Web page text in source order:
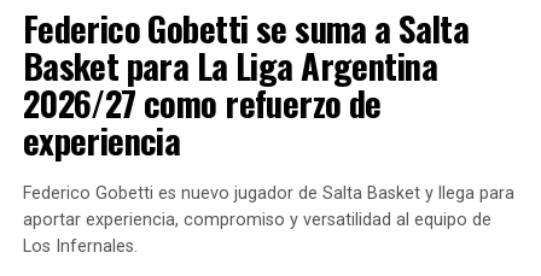
“Definitivamente es uno de los mejores torneos del
Federico Gobetti se suma a Salta
Basket para La Liga Argentina
2026/27 como refuerzo de
experiencia
Federico Gobetti es nuevo jugador de Salta Basket y llega para
aportar experiencia, compromiso y versatilidad al equipo de
Los Infernales.